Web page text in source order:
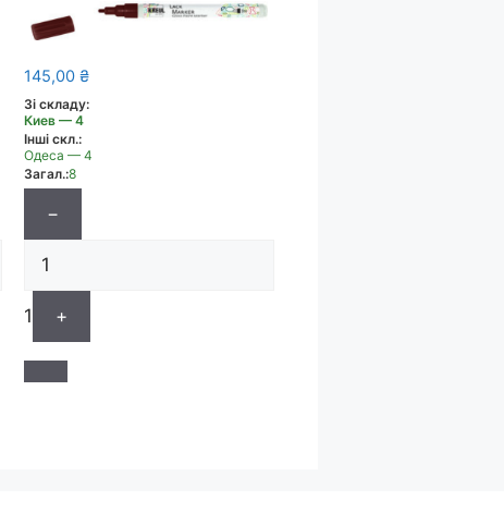
145,00₴
Зі складу:
Киев — 4
Інші скл.:
Одеса — 4
Загал.:8
−
1 +